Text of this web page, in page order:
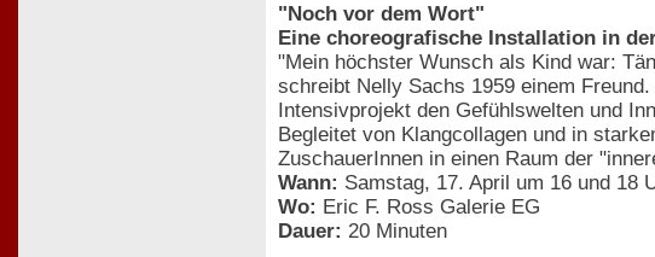
"Noch vor dem Wort"
Eine choreografische Installation in
"Mein höchster Wunsch als Kind war:
schreibt Nelly Sachs 1959 einem
Intensivprojekt den Gefühlswelten und
Begleitet von Klangcollagen und in
ZuschauerInnen in einen Raum der
Wann: Samstag, 17. April um 16 und 18
Wo: Eric F. Ross Galerie EG
Dauer: 20 Minuten